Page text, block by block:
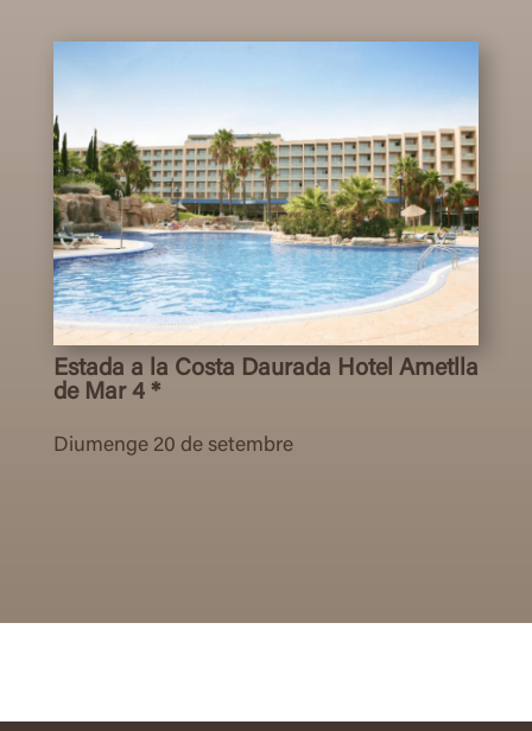
Estada a la Costa Daurada Hotel Ametlla
de Mar 4 *
Diumenge 20 de setembre